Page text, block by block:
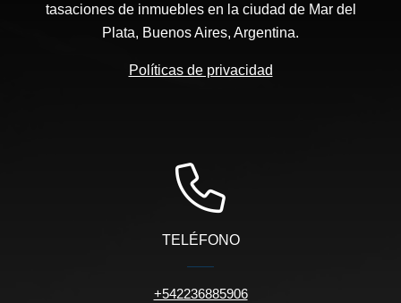
tasaciones de inmuebles en la ciudad de Mar del
Plata, Buenos Aires, Argentina.
Políticas de privacidad
TELÉFONO
+542236885906